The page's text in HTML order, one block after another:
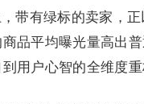
带有绿标的卖家，
品平均曝光量高出
用户心智的全维度重